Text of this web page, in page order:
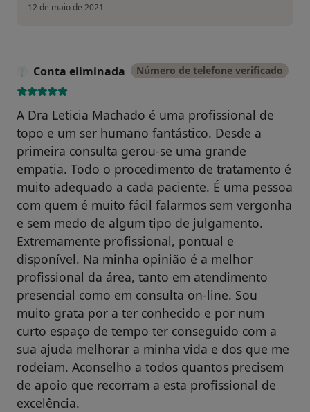
12 de maio de 2021
Conta eliminada Número de telefone verificado
A Dra Leticia Machado é uma profissional de
topo e um ser humano fantástico. Desde a
primeira consulta gerou-se uma grande
empatia. Todo o procedimento de tratamento é
muito adequado a cada paciente. É uma pessoa
com quem é muito fácil falarmos sem vergonha
e sem medo de algum tipo de julgamento.
Extremamente profissional, pontual e
disponível. Na minha opinião é a melhor
profissional da área, tanto em atendimento
presencial como em consulta on-line. Sou
muito grata por a ter conhecido e por num
curto espaço de tempo ter conseguido com a
sua ajuda melhorar a minha vida e dos que me
rodeiam. Aconselho a todos quantos precisem
de apoio que recorram a esta profissional de
excelência.